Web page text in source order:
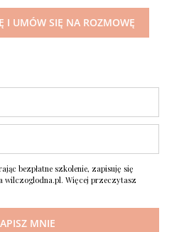
I UMÓW SIĘ NA ROZMOWĘ
bezpłatne szkolenie, zapisuję się
wilczoglodna.pl. Więcej przeczytasz
MNIE